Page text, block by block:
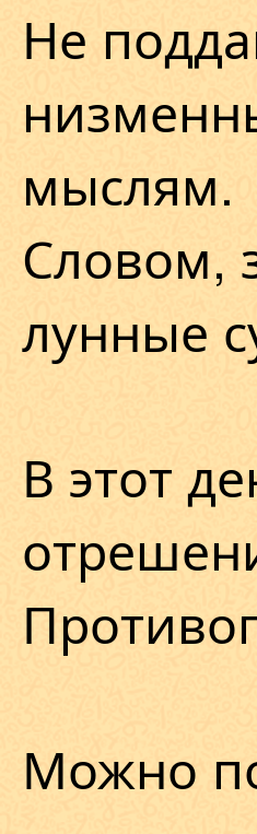
Не
мыслям.
Словом,
лунные
В этот
Можно